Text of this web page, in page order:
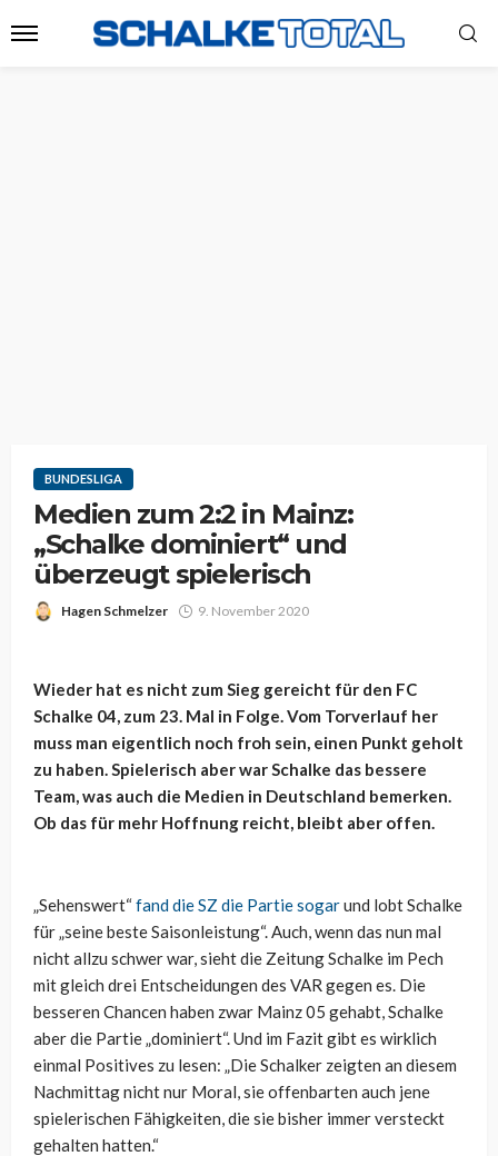
BUNDESLIGA
Medien zum 2:2 in Mainz:
„Schalke dominiert“ und
überzeugt spielerisch
Hagen Schmelzer 9. November 2020
Wieder hat es nicht zum Sieg gereicht für den FC
Schalke 04, zum 23. Mal in Folge. Vom Torverlauf her
muss man eigentlich noch froh sein, einen Punkt geholt
zu haben. Spielerisch aber war Schalke das bessere
Team, was auch die Medien in Deutschland bemerken.
Ob das für mehr Hoffnung reicht, bleibt aber offen.
„Sehenswert“fand die SZ die Partie sogarund lobt Schalke
für „seine beste Saisonleistung“. Auch, wenn das nun mal
nicht allzu schwer war, sieht die Zeitung Schalke im Pech
mit gleich drei Entscheidungen des VAR gegen es. Die
besseren Chancen haben zwar Mainz 05 gehabt, Schalke
aber die Partie „dominiert“. Und im Fazit gibt es wirklich
einmal Positives zu lesen: „Die Schalker zeigten an diesem
Nachmittag nicht nur Moral, sie offenbarten auch jene
spielerischen Fähigkeiten, die sie bisher immer versteckt
gehalten hatten.“